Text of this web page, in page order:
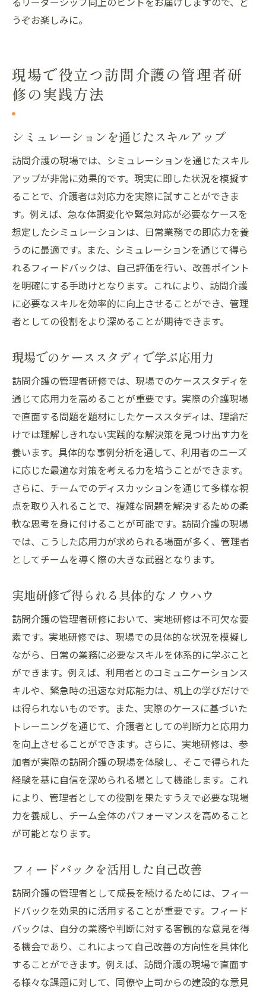
うぞお楽しみに。
現場で役立つ訪問介護の管理者研
修の実践方法
シミュレーションを通じたスキルアップ
訪問介護の現場では、シミュレーションを通じたスキル
アップが非常に効果的です。現実に即した状況を模擬す
ることで、介護者は対応力を実際に試すことができま
す。例えば、急な体調変化や緊急対応が必要なケースを
想定したシミュレーションは、日常業務での即応力を養
うのに最適です。また、シミュレーションを通じて得ら
れるフィードバックは、自己評価を行い、改善ポイント
を明確にする手助けとなります。これにより、訪問介護
に必要なスキルを効率的に向上させることができ、管理
者としての役割をより深めることが期待できます。
現場でのケーススタディで学ぶ応用力
訪問介護の管理者研修では、現場でのケーススタディを
通じて応用力を高めることが重要です。実際の介護現場
で直面する問題を題材にしたケーススタディは、理論だ
けでは理解しきれない実践的な解決策を見つけ出す力を
養います。具体的な事例分析を通して、利用者のニーズ
に応じた最適な対策を考える力を培うことができます。
さらに、チームでのディスカッションを通じて多様な視
点を取り入れることで、複雑な問題を解決するための柔
軟な思考を身に付けることが可能です。訪問介護の現場
では、こうした応用力が求められる場面が多く、管理者
としてチームを導く際の大きな武器となります。
実地研修で得られる具体的なノウハウ
訪問介護の管理者研修において、実地研修は不可欠な要
素です。実地研修では、現場での具体的な状況を模擬し
ながら、日常の業務に必要なスキルを体系的に学ぶこと
ができます。例えば、利用者とのコミュニケーションス
キルや、緊急時の迅速な対応能力は、机上の学びだけで
は得られないものです。また、実際のケースに基づいた
トレーニングを通じて、介護者としての判断力と応用力
を向上させることができます。さらに、実地研修は、参
加者が実際の訪問介護の現場を体験し、そこで得られた
経験を基に自信を深められる場として機能します。これ
により、管理者としての役割を果たすうえで必要な現場
力を養成し、チーム全体のパフォーマンスを高めること
が可能となります。
フィードバックを活用した自己改善
訪問介護の管理者として成長を続けるためには、フィー
ドバックを効果的に活用することが重要です。フィード
バックは、自分の業務や判断に対する客観的な意見を得
る機会であり、これによって自己改善の方向性を具体化
することができます。例えば、訪問介護の現場で直面す
る様々な課題に対して、同僚や上司からの建設的な意見